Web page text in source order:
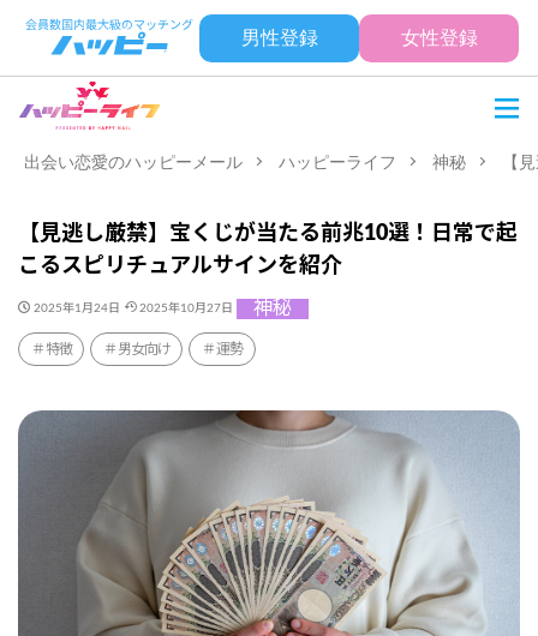
男性登録 女性登録
出会い恋愛のハッピーメール ハッピーライフ 神秘 【
【見逃し厳禁】宝くじが当たる前兆10選！日常で起
こるスピリチュアルサインを紹介
2025年1月24日 2025年10月27日 神秘
特徴 男女向け 運勢